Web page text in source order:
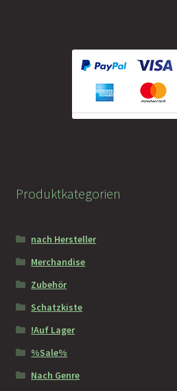
Produktkategorien
nach Hersteller
Merchandise
Zubehör
Schatzkiste
!Auf Lager
%Sale%
Nach Genre